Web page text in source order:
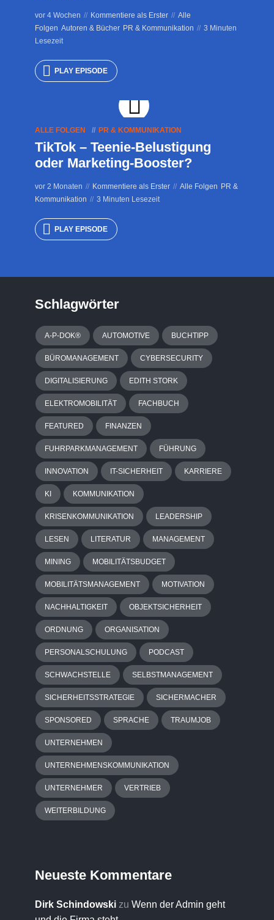
vor 4 Wochen Kommentiere als Erster
Alle
Folgen Autoren & Bücher PR & Kommunikation
3 Minuten
Lesezeit
PLAY EPISODE
ALLE FOLGEN PR & KOMMUNIKATION
TikTok – Teenie-Belustigung
oder Marketing-Booster?
vor 2 Monaten Kommentiere als Erster Alle Folgen PR &
Kommunikation
3 Minuten Lesezeit
PLAY EPISODE
Schlagwörter
A-P-DOK® AUTOMOTIVE BUCHTIPP
BÜROMANAGEMENT CYBERSECURITY
DIGITALISIERUNG EDITH STORK
ELEKTROMOBILITÄT FACHBUCH
FEATURED FINANZEN
FUHRPARKMANAGEMENT FÜHRUNG
INNOVATION IT-SICHERHEIT KARRIERE
KI KOMMUNIKATION
KRISENKOMMUNIKATION LEADERSHIP
LESEN LITERATUR MANAGEMENT
MINING MOBILITÄTSBUDGET
MOBILITÄTSMANAGEMENT MOTIVATION
NACHHALTIGKEIT OBJEKTSICHERHEIT
ORDNUNG ORGANISATION
PERSONALSCHULUNG PODCAST
SCHWACHSTELLE SELBSTMANAGEMENT
SICHERHEITSSTRATEGIE SICHERMACHER
SPONSORED SPRACHE TRAUMJOB
UNTERNEHMEN
UNTERNEHMENSKOMMUNIKATION
UNTERNEHMER VERTRIEB
WEITERBILDUNG
Neueste Kommentare
Dirk Schindowski zu Wenn der Admin geht